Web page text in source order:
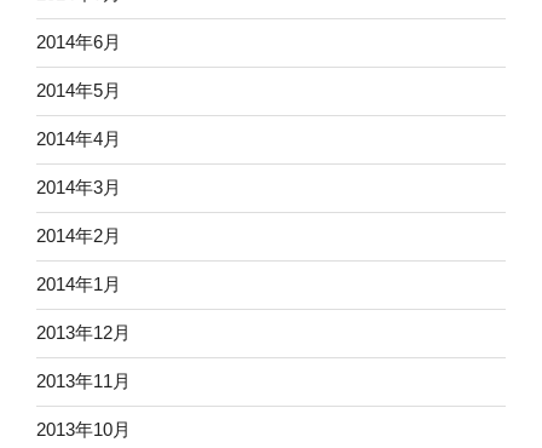
2014年6月
2014年5月
2014年4月
2014年3月
2014年2月
2014年1月
2013年12月
2013年11月
2013年10月